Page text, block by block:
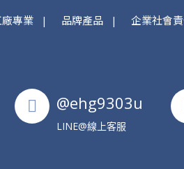
廠專業 品牌產品 企業社會
@ehg9303u
LINE@線上客服